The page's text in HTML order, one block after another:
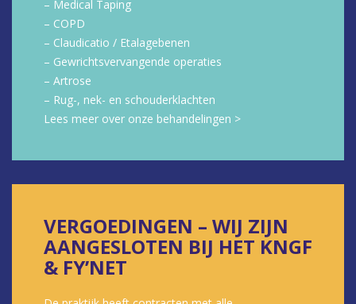
– Medical Taping
– COPD
– Claudicatio / Etalagebenen
– Gewrichtsvervangende operaties
– Artrose
– Rug-, nek- en schouderklachten
Lees meer over onze behandelingen >
VERGOEDINGEN – WIJ ZIJN
AANGESLOTEN BIJ HET KNGF
& FY’NET